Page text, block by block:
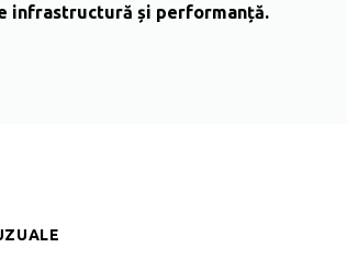
infrastructură și performanță.